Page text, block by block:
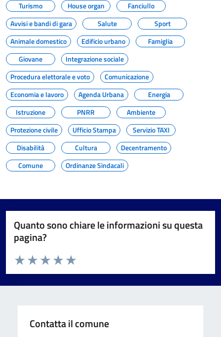
Turismo
House organ
Fanciullo
Avvisi e bandi di gara
Salute
Sport
Animale domestico
Edificio urbano
Famiglia
Giovane
Integrazione sociale
Procedura elettorale e voto
Comunicazione
Economia e lavoro
Agenda Urbana
Energia
Istruzione
PNRR
Ambiente
Protezione civile
Ufficio Stampa
Servizio TAXI
Disabilità
Cultura
Decentramento
Comune
Ordinanze Sindacali
Quanto sono chiare le informazioni su questa
pagina?
Valuta da 1 a 5 stelle la pagina
Valuta 5 stelle su 5
Valuta 4 stelle su 5
Valuta 3 stelle su 5
Valuta 2 stelle su 5
Valuta 1 stelle su 5
Contatta il comune